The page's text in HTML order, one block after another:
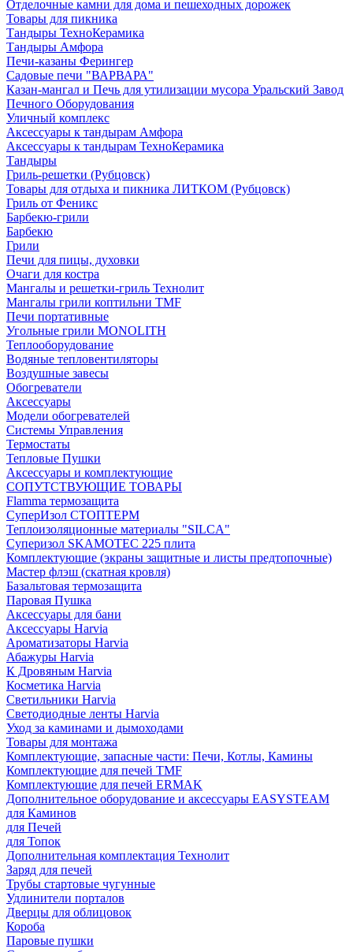
Отделочные камни для дома и пешеходных дорожек
Товары для пикника
Тандыры ТехноКерамика
Тандыры Амфора
Печи-казаны Ферингер
Садовые печи "ВАРВАРА"
Казан-мангал и Печь для утилизации мусора Уральский Завод
Печного Оборудования
Уличный комплекс
Аксессуары к тандырам Амфора
Аксессуары к тандырам ТехноКерамика
Тандыры
Гриль-решетки (Рубцовск)
Товары для отдыха и пикника ЛИТКОМ (Рубцовск)
Гриль от Феникс
Барбекю-грили
Барбекю
Грили
Печи для пицы, духовки
Очаги для костра
Мангалы и решетки-гриль Технолит
Мангалы грили коптильни TMF
Печи портативные
Угольные грили MONOLITH
Теплооборудование
Водяные тепловентиляторы
Воздушные завесы
Обогреватели
Аксессуары
Модели обогревателей
Системы Управления
Термостаты
Тепловые Пушки
Аксессуары и комплектующие
СОПУТСТВУЮЩИЕ ТОВАРЫ
Flamma термозащита
СуперИзол СТОПТЕРМ
Теплоизоляционные материалы "SILCA"
Суперизол SKAMOTEC 225 плита
Комплектующие (экраны защитные и листы предтопочные)
Мастер флэш (скатная кровля)
Базальтовая термозащита
Паровая Пушка
Аксессуары для бани
Аксессуары Harvia
Ароматизаторы Harvia
Абажуры Harvia
К Дровяным Harvia
Косметика Harvia
Светильники Harvia
Светодиодные ленты Harvia
Уход за каминами и дымоходами
Товары для монтажа
Комплектующие, запасные части: Печи, Котлы, Камины
Комплектующие для печей TMF
Комплектующие для печей ERMAK
Дополнительное оборудование и аксессуары EASYSTEAM
для Каминов
для Печей
для Топок
Дополнительная комплектация Технолит
Заряд для печей
Трубы стартовые чугунные
Удлинители порталов
Дверцы для облицовок
Короба
Паровые пушки